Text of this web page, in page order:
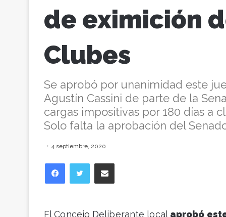
de eximición
Clubes
Se aprobó por unanimidad este
Agustín Cassini de parte de la
cargas impositivas por 180 días a
Solo falta la aprobación del
4 septiembre, 2020
Facebook
El Concejo Deliberante local aprobó